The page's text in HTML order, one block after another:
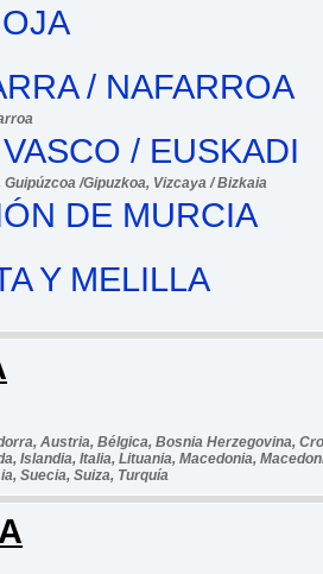
/ NAFARROA
/ EUSKADI
Guipúzcoa /Gipuzkoa, Vizcaya / Bizkaia
DE MURCIA
Y MELILLA
, Austria, Bélgica, Bosnia Herzegovina,
, Islandia, Italia, Lituania, Macedonia,
, Suecia, Suiza, Turquía